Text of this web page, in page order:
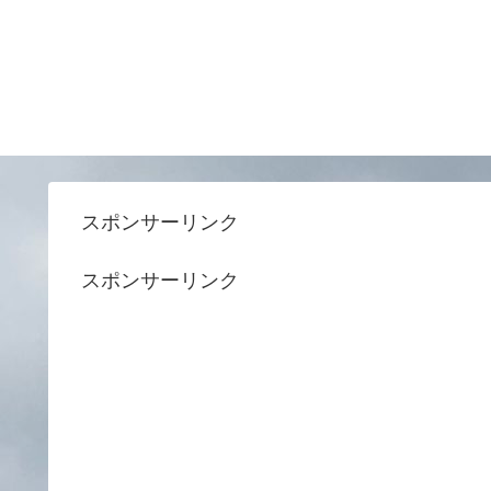
スポンサーリンク
スポンサーリンク